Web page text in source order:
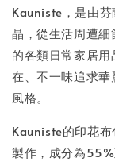
Kauniste，是由
晶，從生活周遭
的各類日常家居
在、不一味追求
風格。
Kauniste的印花
製作，成分為